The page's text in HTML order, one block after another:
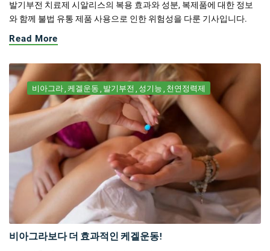
발기부전 치료제 시알리스의 복용 효과와 성분, 복제품에 대한 정보
와 함께 불법 유통 제품 사용으로 인한 위험성을 다룬 기사입니다.
Read More
비아그라 케겔운동 발기부전 성기능 천연정력제
비아그라보다 더 효과적인 케겔운동!